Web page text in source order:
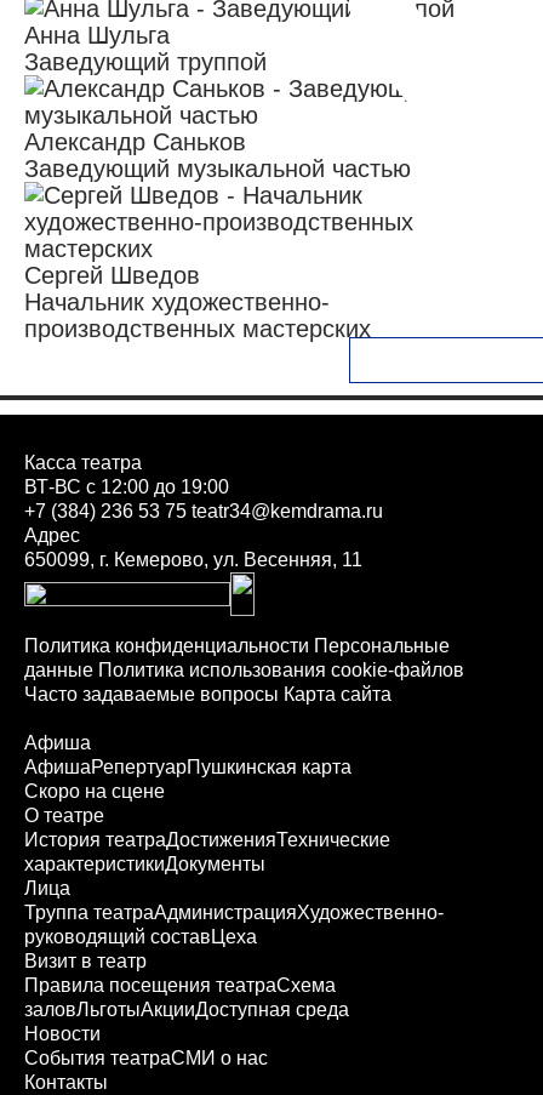
Анна Шульга
Заведующий труппой
Александр Саньков
Заведующий музыкальной частью
Сергей Шведов
Начальник художественно-
производственных мастерских
Касса театра
ВТ-ВС с 12:00 до 19:00
+7 (384) 236 53 75 teatr34@kemdrama.ru
Адрес
650099, г. Кемерово, ул. Весенняя, 11
Политика конфиденциальности Персональные
данные Политика использования cookie-файлов
Часто задаваемые вопросы Карта сайта
Афиша
АфишаРепертуарПушкинская карта
Скоро на сцене
О театре
История театраДостиженияТехнические
характеристикиДокументы
Лица
Труппа театраАдминистрацияХудожественно-
руководящий состав Цеха
Визит в театр
Правила посещения театраСхема
заловЛьготыАкцииДоступная среда
Новости
События театраСМИ о нас
Контакты